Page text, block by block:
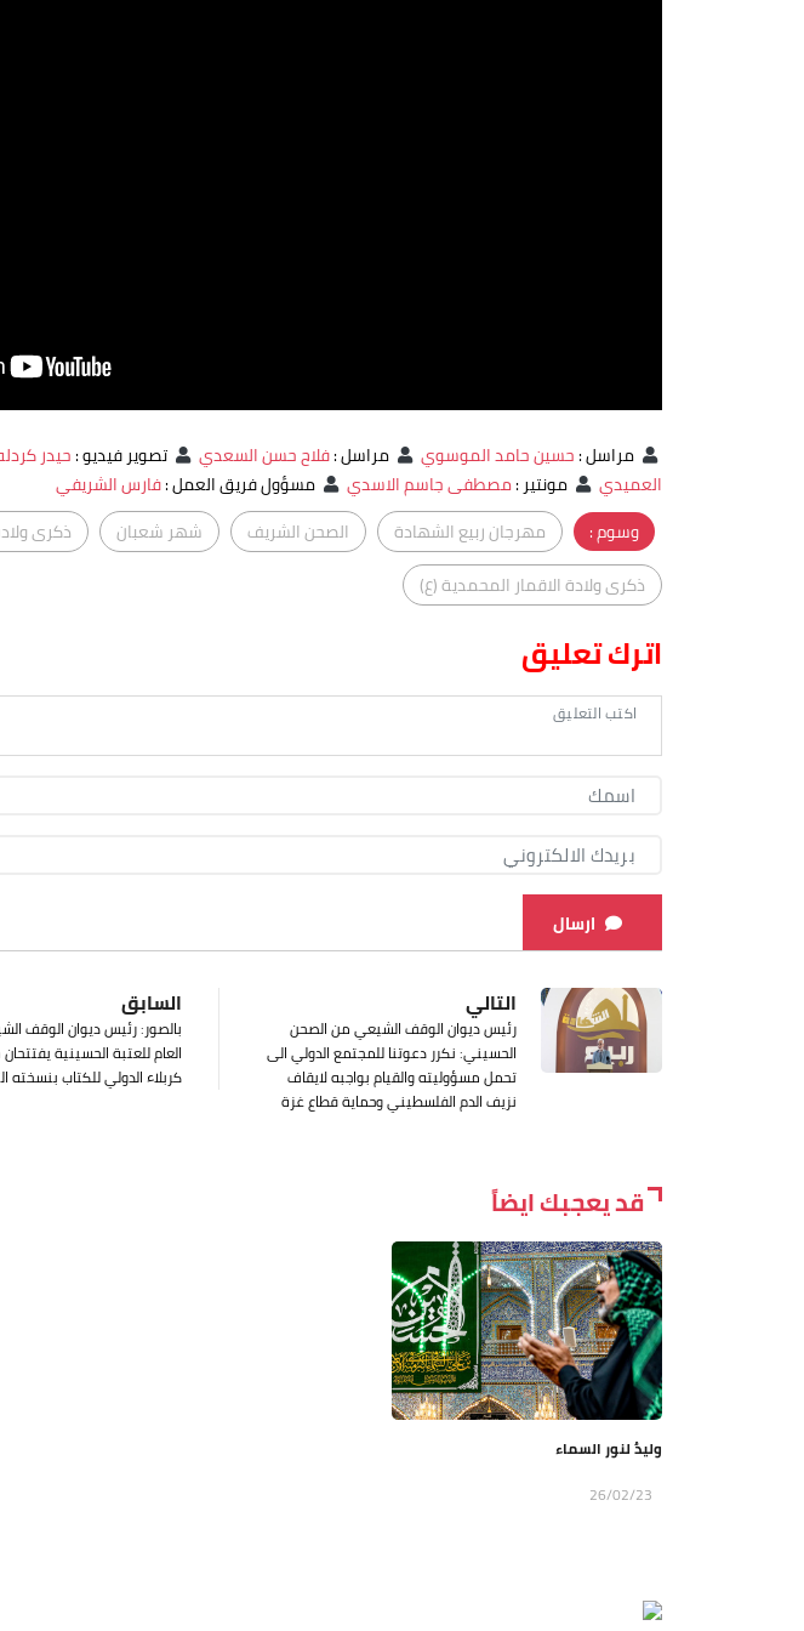
مراسل:حسين حامد الموسوي مراسل:فلاح حسن السعدي تصوير فيديو:حيدر
العميدي
مونتير:مصطفى جاسم الاسدي مسؤول فريق العمل:فارس الشريفي
وسوم :
مهرجان ربيع الشهادة الصحن الشريف شهر شعبان
ذكرى
ذكرى ولادة الاقمار المحمدية (ع)
اترك تعليق
ارسال
السابق
بالصور: رئيس ديوان الوقف
العام للعتبة الحسينية
كربلاء الدولي للكتاب بنسخته
التالي
رئيس ديوان الوقف الشيعي من الصحن
الحسيني: نكرر دعوتنا للمجتمع الدولي الى
تحمل مسؤوليته والقيام بواجبه لايقاف
نزيف الدم الفلسطيني وحماية قطاع غزة
قد يعجبك ايضاً
وليدٌ لنور السماء
26/02/23